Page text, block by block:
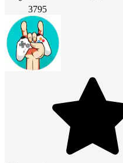
3795